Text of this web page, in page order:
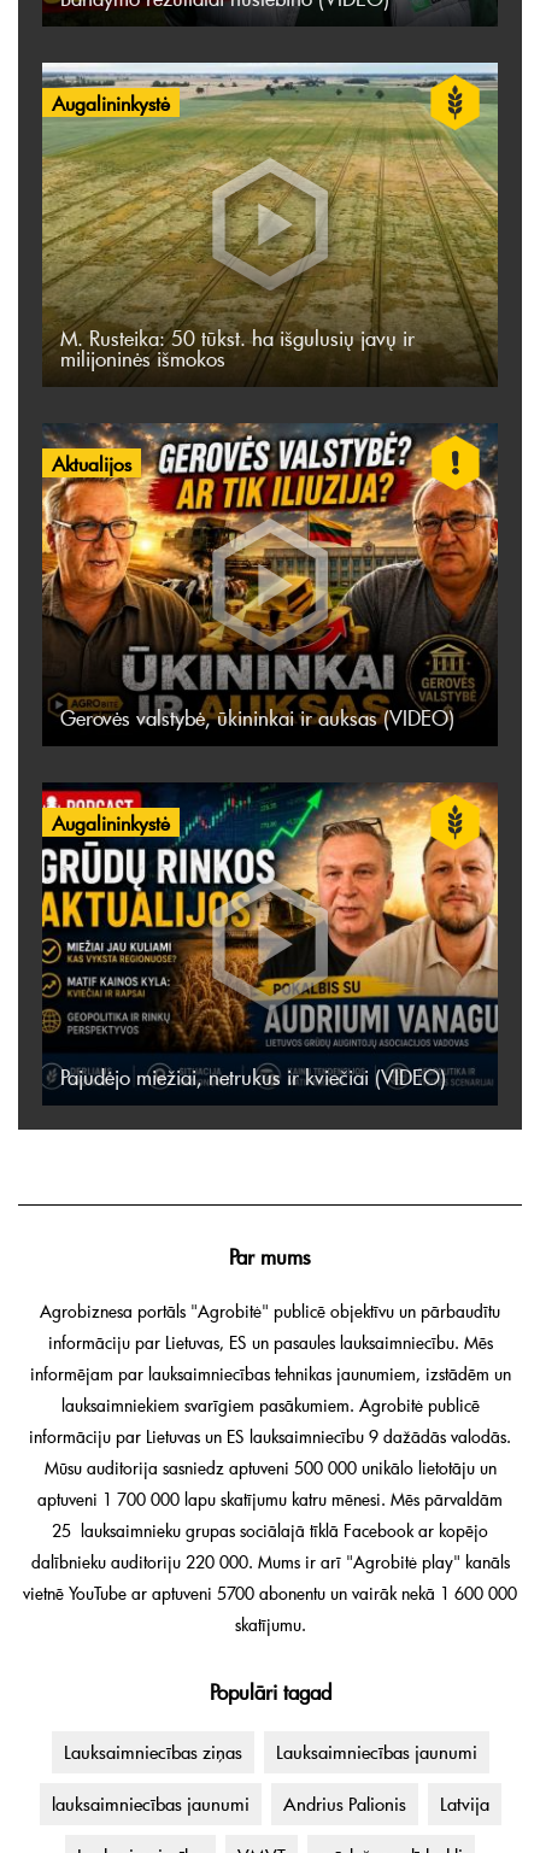
Augalininkystė
M. Rusteika: 50 tūkst. ha išgulusių javų ir
milijoninės išmokos
Aktualijos
Gerovės valstybė, ūkininkai ir auksas (VIDEO)
Augalininkystė
Pajudėjo miežiai, netrukus ir kviečiai (VIDEO)
Par mums
Agrobiznesa portāls "Agrobitė" publicē objektīvu un pārbaudītu
informāciju par Lietuvas, ES un pasaules lauksaimniecību. Mēs
informējam par lauksaimniecības tehnikas jaunumiem, izstādēm un
lauksaimniekiem svarīgiem pasākumiem. Agrobitė publicē
informāciju par Lietuvas un ES lauksaimniecību 9 dažādās valodās.
Mūsu auditorija sasniedz aptuveni 500 000 unikālo lietotāju un
aptuveni 1 700 000 lapu skatījumu katru mēnesi. Mēs pārvaldām
25 lauksaimnieku grupas sociālajā tīklā Facebook ar kopējo
dalībnieku auditoriju 220 000. Mums ir arī "Agrobitė play" kanāls
vietnē YouTube ar aptuveni 5700 abonentu un vairāk nekā 1 600 000
skatījumu.
Populāri tagad
Lauksaimniecības ziņas Lauksaimniecības jaunumi
lauksaimniecības jaunumi Andrius Palionis Latvija